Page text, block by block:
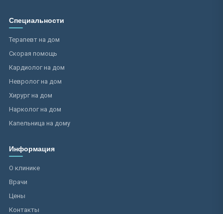
Специальности
Терапевт на дом
Скорая помощь
Кардиолог на дом
Невролог на дом
Хирург на дом
Нарколог на дом
Капельница на дому
Информация
О клинике
Врачи
Цены
Контакты